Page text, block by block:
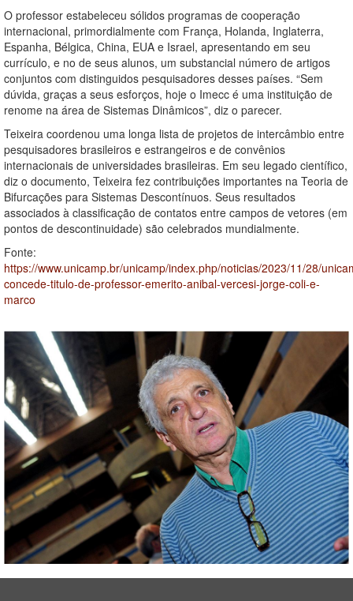
O professor estabeleceu sólidos programas de cooperação
internacional, primordialmente com França, Holanda, Inglaterra,
Espanha, Bélgica, China, EUA e Israel, apresentando em seu
currículo, e no de seus alunos, um substancial número de artigos
conjuntos com distinguidos pesquisadores desses países. “Sem
dúvida, graças a seus esforços, hoje o Imecc é uma instituição de
renome na área de Sistemas Dinâmicos”, diz o parecer.
Teixeira coordenou uma longa lista de projetos de intercâmbio entre
pesquisadores brasileiros e estrangeiros e de convênios
internacionais de universidades brasileiras. Em seu legado científico,
diz o documento, Teixeira fez contribuições importantes na Teoria de
Bifurcações para Sistemas Descontínuos. Seus resultados
associados à classificação de contatos entre campos de vetores (em
pontos de descontinuidade) são celebrados mundialmente.
Fonte:
https://www.unicamp.br/unicamp/index.php/noticias/2023/11/28/
concede-titulo-de-professor-emerito-anibal-vercesi-jorge-coli-e-
marco